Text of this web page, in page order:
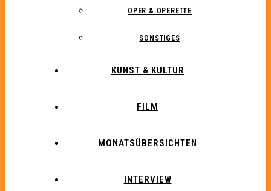
OPER & OPERETTE
SONSTIGES
KUNST & KULTUR
FILM
MONATSÜBERSICHTEN
INTERVIEW